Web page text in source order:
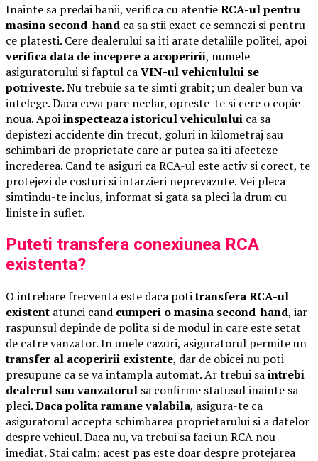
Inainte sa predai banii, verifica cu atentieRCA-ul pentru
masina second-hand ca sa stii exact ce semnezi si pentru
ce platesti. Cere dealerului sa iti arate detaliile politei, apoi
verifica data de incepere a acoperirii, numele
asiguratorului si faptul caVIN-ul vehiculului se
potriveste. Nu trebuie sa te simti grabit; un dealer bun va
intelege. Daca ceva pare neclar, opreste-te si cere o copie
noua. Apoiinspecteaza istoricul vehiculului ca sa
depistezi accidente din trecut, goluri in kilometraj sau
schimbari de proprietate care ar putea sa iti afecteze
increderea. Cand te asiguri ca RCA-ul este activ si corect, te
protejezi de costuri si intarzieri neprevazute. Vei pleca
simtindu-te inclus, informat si gata sa pleci la drum cu
liniste in suflet.
Puteti transfera conexiunea RCA
existenta?
O intrebare frecventa este daca potitransfera RCA-ul
existent atunci cand cumperi o masina second-hand, iar
raspunsul depinde de polita si de modul in care este setat
de catre vanzator. In unele cazuri, asiguratorul permite un
transfer al acoperirii existente, dar de obicei nu poti
presupune ca se va intampla automat. Ar trebui saintrebi
dealerul sau vanzatorul sa confirme statusul inainte sa
pleci.Daca polita ramane valabila, asigura-te ca
asiguratorul accepta schimbarea proprietarului si a datelor
despre vehicul. Daca nu, va trebui sa faci un RCA nou
imediat. Stai calm: acest pas este doar despre protejarea